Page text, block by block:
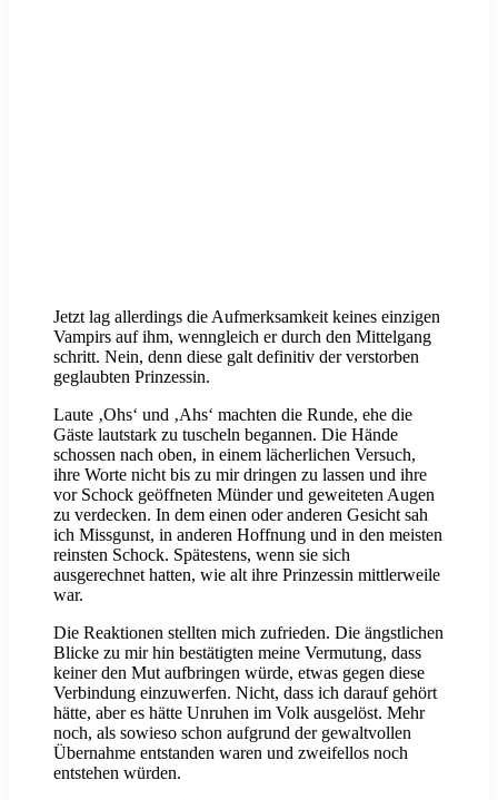
Jetzt lag allerdings die Aufmerksamkeit keines einzigen
Vampirs auf ihm, wenngleich er durch den Mittelgang
schritt. Nein, denn diese galt definitiv der verstorben
geglaubten Prinzessin.
Laute ‚Ohs‘ und ‚Ahs‘ machten die Runde, ehe die
Gäste lautstark zu tuscheln begannen. Die Hände
schossen nach oben, in einem lächerlichen Versuch,
ihre Worte nicht bis zu mir dringen zu lassen und ihre
vor Schock geöffneten Münder und geweiteten Augen
zu verdecken. In dem einen oder anderen Gesicht sah
ich Missgunst, in anderen Hoffnung und in den meisten
reinsten Schock. Spätestens, wenn sie sich
ausgerechnet hatten, wie alt ihre Prinzessin mittlerweile
war.
Die Reaktionen stellten mich zufrieden. Die ängstlichen
Blicke zu mir hin bestätigten meine Vermutung, dass
keiner den Mut aufbringen würde, etwas gegen diese
Verbindung einzuwerfen. Nicht, dass ich darauf gehört
hätte, aber es hätte Unruhen im Volk ausgelöst. Mehr
noch, als sowieso schon aufgrund der gewaltvollen
Übernahme entstanden waren und zweifellos noch
entstehen würden.